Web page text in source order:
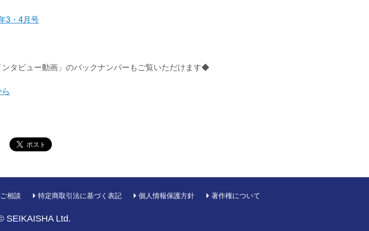
3・4月号
タビュー動画」のバックナンバーもご覧いただけます◆
相談 特定商取引法に基づく表記 個人情報保護方針 著作権について
SEIKAISHA Ltd.